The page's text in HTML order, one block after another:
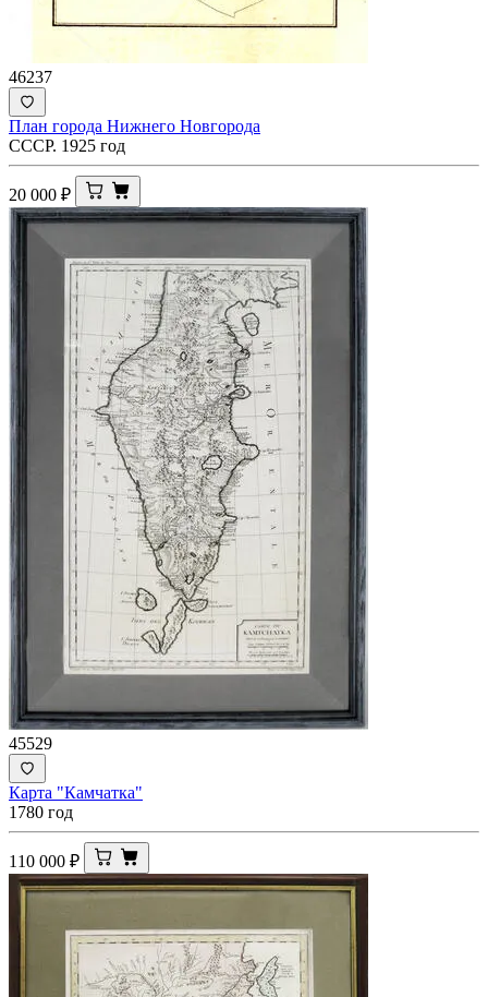
46237
План города Нижнего Новгорода
СССР. 1925 год
20 000 ₽
45529
Карта "Камчатка"
1780 год
110 000 ₽